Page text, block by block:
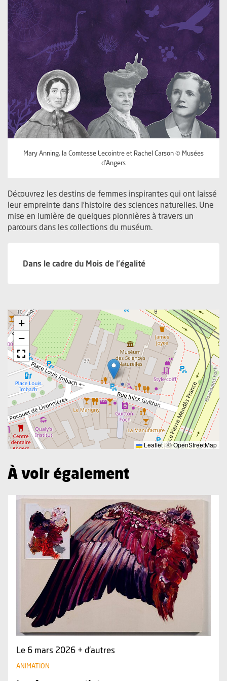
Mary Anning, la Comtesse Lecointre et Rachel Carson © Musées
d’Angers
Découvrez les destins de femmes inspirantes qui ont laissé
leur empreinte dans l’histoire des sciences naturelles. Une
mise en lumière de quelques pionnières à travers un
parcours dans les collections du muséum.
Dans le cadre du Mois de l'égalité
+
−
Leaflet|©OpenStreetMap
À voir également
Le 6 mars 2026 + d'autres
ANIMATION
Plus d'information sur l'évènement : Les femmes artistes